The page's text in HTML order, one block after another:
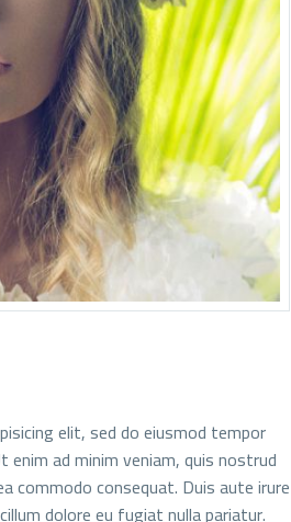
elit, sed do eiusmod tempor
ad minim veniam, quis nostrud
commodo consequat. Duis aute irure
dolore eu fugiat nulla pariatur.